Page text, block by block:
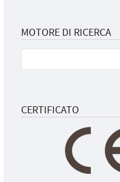
MOTORE DI RICERCA
CERTIFICATO